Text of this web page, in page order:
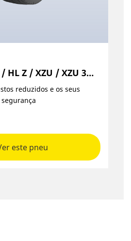
Z / XZU / XZU 3+ / EV Z
reduzidos e os seus
este pneu